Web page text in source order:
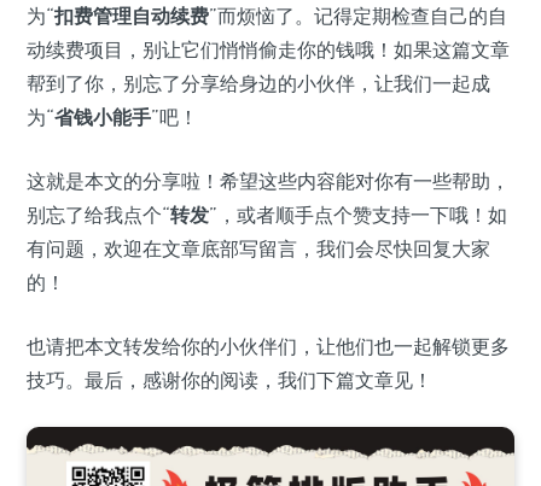
为“扣费管理自动续费”而烦恼了。记得定期检查自己的自
动续费项目，别让它们悄悄偷走你的钱哦！如果这篇文章
帮到了你，别忘了分享给身边的小伙伴，让我们一起成
为“省钱小能手”吧！
这就是本文的分享啦！希望这些内容能对你有一些帮助，
别忘了给我点个“转发”，或者顺手点个赞支持一下哦！如
有问题，欢迎在文章底部写留言，我们会尽快回复大家
的！
也请把本文转发给你的小伙伴们，让他们也一起解锁更多
技巧。最后，感谢你的阅读，我们下篇文章见！